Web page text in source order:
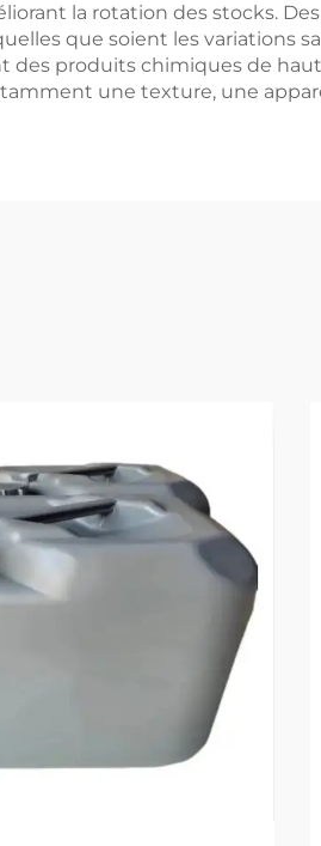
la rotation des stocks.
que soient les variations
des produits chimiques de
une texture, une